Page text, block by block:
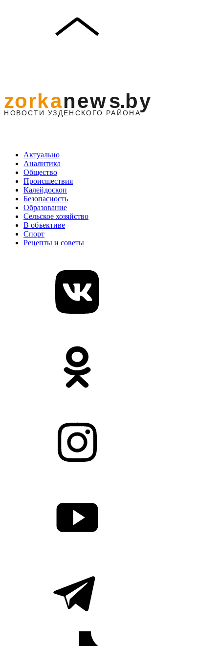
Актуально
Аналитика
Общество
Происшествия
Калейдоскоп
Безопасность
Образование
Сельское хозяйство
В объективе
Спорт
Рецепты и советы